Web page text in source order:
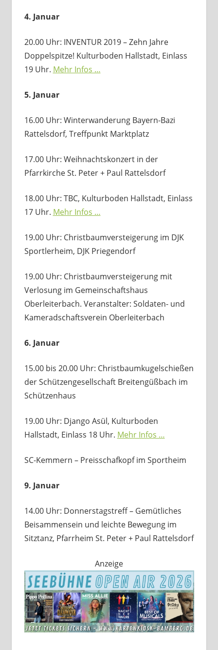
4. Januar
20.00 Uhr: INVENTUR 2019 – Zehn Jahre
Doppelspitze! Kulturboden Hallstadt, Einlass
19 Uhr. Mehr Infos …
5. Januar
16.00 Uhr: Winterwanderung Bayern-Bazi
Rattelsdorf, Treffpunkt Marktplatz
17.00 Uhr: Weihnachtskonzert in der
Pfarrkirche St. Peter + Paul Rattelsdorf
18.00 Uhr: TBC, Kulturboden Hallstadt, Einlass
17 Uhr. Mehr Infos …
19.00 Uhr: Christbaumversteigerung im DJK
Sportlerheim, DJK Priegendorf
19.00 Uhr: Christbaumversteigerung mit
Verlosung im Gemeinschaftshaus
Oberleiterbach. Veranstalter: Soldaten- und
Kameradschaftsverein Oberleiterbach
6. Januar
15.00 bis 20.00 Uhr: Christbaumkugelschießen
der Schützengesellschaft Breitengüßbach im
Schützenhaus
19.00 Uhr: Django Asül, Kulturboden
Hallstadt, Einlass 18 Uhr. Mehr Infos …
SC-Kemmern – Preisschafkopf im Sportheim
9. Januar
14.00 Uhr: Donnerstagstreff – Gemütliches
Beisammensein und leichte Bewegung im
Sitztanz, Pfarrheim St. Peter + Paul Rattelsdorf
Anzeige